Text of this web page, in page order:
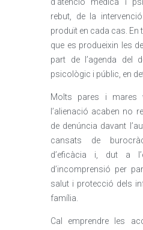
d’atenció mèdica i
rebut, de la
produït en cada cas. En
que es produeixin les
part de l’agenda del
psicològic i públic, en
Molts pares i mares
l’alienació acaben no
de denúncia davant
cansats de
d’eficàcia i, dut a
d’incomprensió per
salut i protecció dels
família.
Cal emprendre les